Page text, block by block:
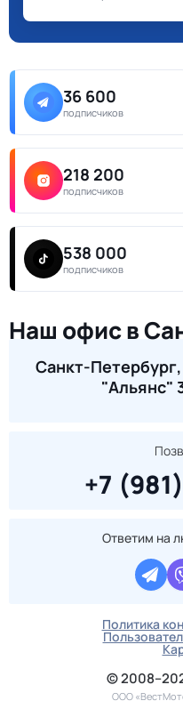
36 600
подписчиков
218 200
подписчиков
538 000
подписчиков
Наш офис в
Санкт-
"Альянс"
+7
Ответим на
Политика
©
ООО